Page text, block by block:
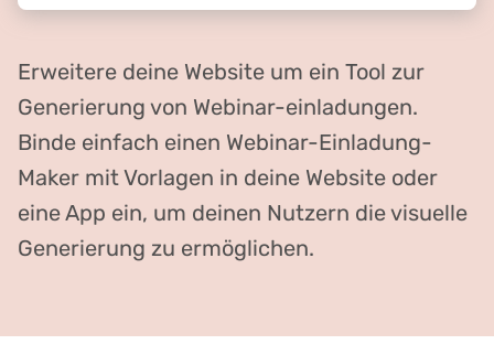
Erweitere deine Website um ein Tool zur
Generierung von Webinar-einladungen.
Binde einfach einen Webinar-Einladung-
Maker mit Vorlagen in deine Website oder
eine App ein, um deinen Nutzern die visuelle
Generierung zu ermöglichen.